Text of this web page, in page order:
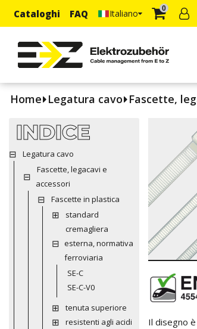
Cataloghi FAQ Italiano 0
Home Legatura cavo Fascette,
INDICE
Legatura cavo
Fascette, legacavi e
accessori
Fascette in plastica
standard
cremagliera
esterna, normativa
ferroviaria
SE-C
SE-C-V0
tenuta superiore
resistenti agli acidi
Il disegno